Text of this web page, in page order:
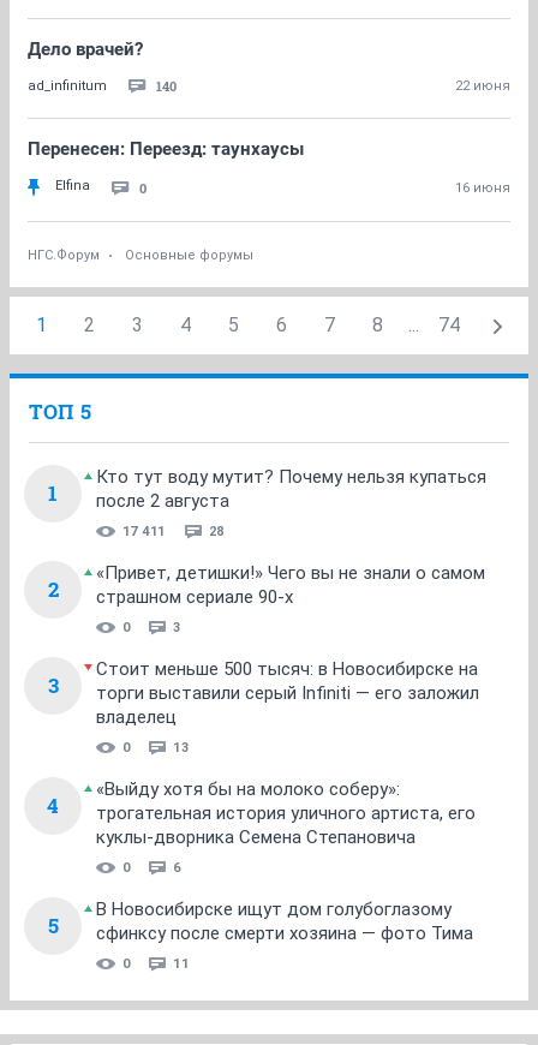
Дело врачей?
ad_infinitum 140 22 июня
Перенесен: Переезд: таунхаусы
Elfina 0 16 июня
НГС.Форум Основные форумы
1 2 3 4 5 6 7 8 ... 74
ТОП 5
1
Кто тут воду мутит? Почему нельзя купаться
после 2 августа
17 411 28
2
«Привет, детишки!» Чего вы не знали о самом
страшном сериале 90-х
0 3
3
Стоит меньше 500 тысяч: в Новосибирске на
торги выставили серый Infiniti — его заложил
владелец
0 13
4
«Выйду хотя бы на молоко соберу»:
трогательная история уличного артиста, его
куклы-дворника Семена Степановича
0 6
5
В Новосибирске ищут дом голубоглазому
сфинксу после смерти хозяина — фото Тима
0 11